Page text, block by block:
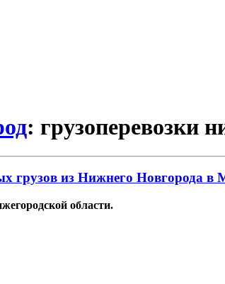
: грузоперевозки
грузов из Нижнего Новгорода в
области.